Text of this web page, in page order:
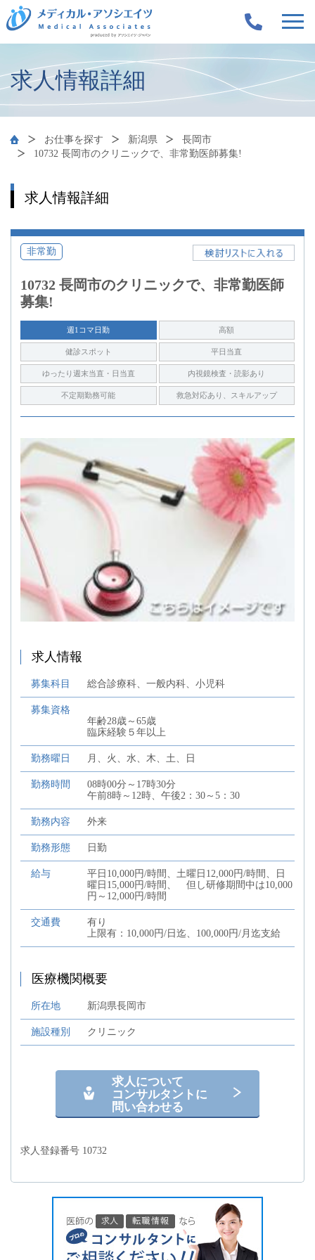
求人情報詳細
お仕事を探す 新潟県
長岡市
10732 長岡市のクリニックで、非常勤医師募集!
求人情報詳細
非常勤
10732 長岡市のクリニックで、非常勤医師
募集!
週1コマ日勤 高額
健診スポット 平日当直
ゆったり週末当直・日当直 内視鏡検査・読影あり
不定期勤務可能 救急対応あり、スキルアップ
求人情報
募集科目 総合診療科、一般内科、小児科
募集資格
年齢28歳～65歳
臨床経験５年以上
勤務曜日 月、火、水、木、土、日
勤務時間
08時00分～17時30分
午前8時～12時、午後2：30～5：30
勤務内容 外来
勤務形態 日勤
給与
平日10,000円/時間、土曜日12,000円/時間、日
曜日15,000円/時間、 但し研修期間中は10,000
円～12,000円/時間
交通費
有り
上限有：10,000円/日迄、100,000円/月迄支給
医療機関概要
所在地 新潟県長岡市
施設種別 クリニック
求人について
コンサルタントに
問い合わせる
求人登録番号 10732